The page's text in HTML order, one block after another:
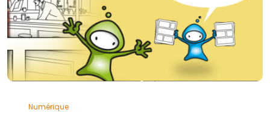
Numérique